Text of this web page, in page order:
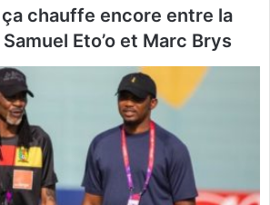
chauffe encore entre la
Eto’o et Marc Brys